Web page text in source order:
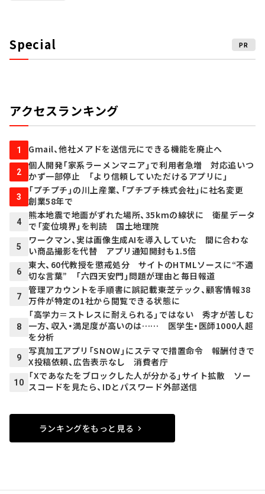
Special PR
アクセスランキング
1 Gmail、他社メアドを送信元にできる機能を廃止へ
2
個人開発「家系ラーメンマニア」で利用者急増 対応追いつ
かず一部停止 「より信頼していただけるアプリに」
3
「プチプチ」の川上産業、「プチプチ株式会社」に社名変更
創業58年で
4
熊本地震で地面がずれた場所、35kmの線状に 衛星データ
で「変位境界」を判読 国土地理院
5
ワークマン、実は画像生成AIを導入していた 間に合わな
い商品撮影を代替 アプリ通知開封も1.5倍
6
東大、60代教授を懲戒処分 サイトのHTMLソースに“不適
切な言葉” 「六四天安門」問題が理由と毎日報道
7
管理アカウントを手順書に誤記載――東芝テック、顧客情報38
万件が特定の1社から閲覧できる状態に
8
「高学力＝ストレスに耐えられる」ではない 秀才が苦しむ
一方、収入・満足度が高いのは…… 医学生・医師1000人超
を分析
9
写真加工アプリ「SNOW」にステマで措置命令 報酬付きで
X投稿依頼、広告表示なし 消費者庁
10
「Xであなたをブロックした人が分かる」サイト拡散 ソー
スコードを見たら、IDとパスワード外部送信
ランキングをもっと見る